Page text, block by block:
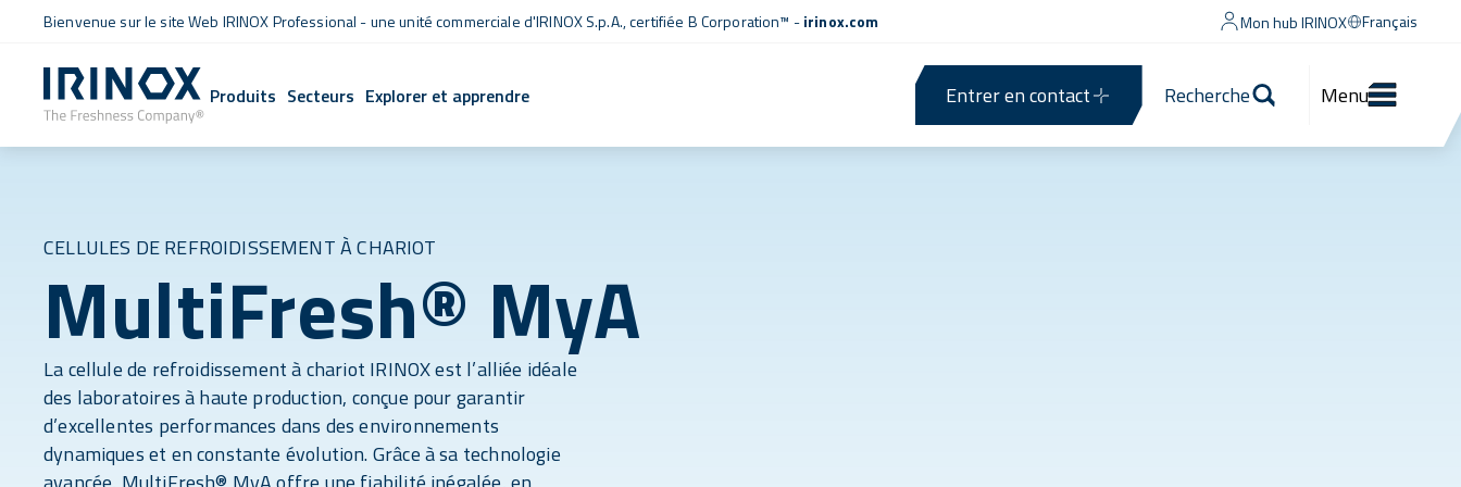
Bienvenue sur le site Web IRINOX Professional - une unité commerciale d'IRINOX S.p.A.,certifiée B Corporation™ -irinox.com Mon hub IRINOX Français
Produits Secteurs Explorer et apprendre Entrer en contact Recherche Menu
CELLULES DE REFROIDISSEMENT À CHARIOT
MultiFresh® MyA
La cellule de refroidissement à chariot IRINOX est l’alliée idéale
des laboratoires à haute production, conçue pour garantir
d’excellentes performances dans des environnements
dynamiques et en constante évolution. Grâce à sa technologie